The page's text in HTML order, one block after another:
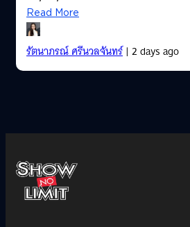
Read More
รัตนาภรณ์ ศรีนวลจันทร์| 2 days ago